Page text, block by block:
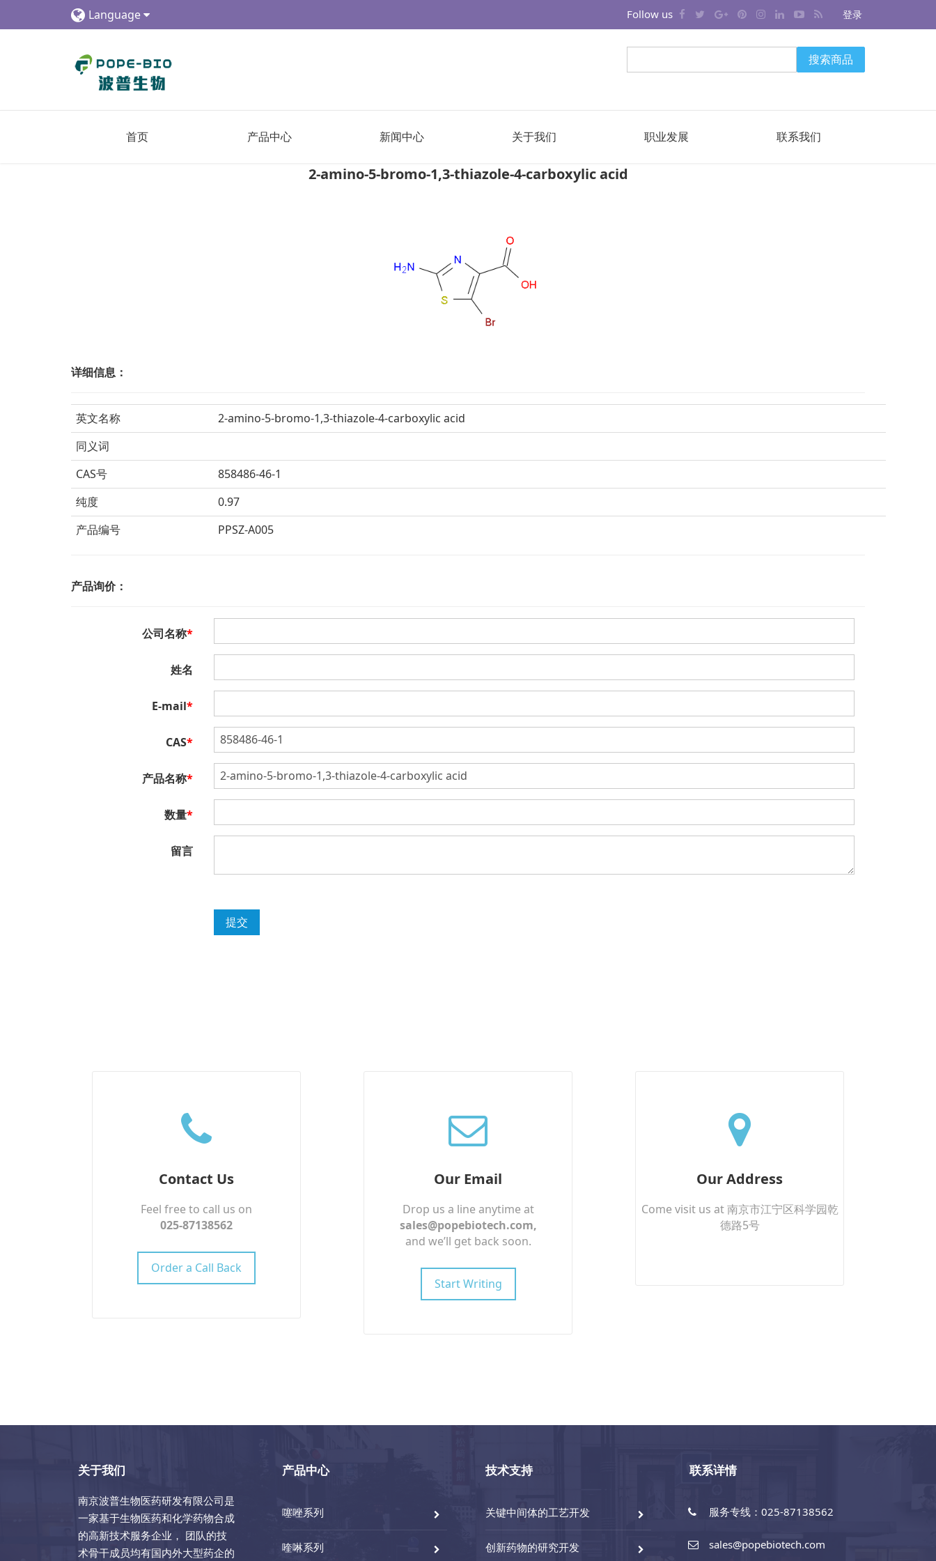
Language Follow us 登录
搜索商品
首页 产品中心 新闻中心 关于我们 职业发展 联系我们
2-amino-5-bromo-1,3-thiazole-4-carboxylic acid
详细信息：
英文名称
2-amino-5-bromo-1,3-thiazole-4-carboxylic acid
同义词
CAS号
858486-46-1
纯度
0.97
产品编号
PPSZ-A005
产品询价：
公司名称*
姓名
E-mail*
CAS*
产品名称*
数量*
留言
Contact Us
Feel free to call us on
025-87138562
Order a Call Back
Our Email
Drop us a line anytime at
sales@popebiotech.com,
and we’ll get back soon.
Start Writing
Our Address
Come visit us at 南京市江宁区科学园乾
德路5号
关于我们
南京波普生物医药研发有限公司是
一家基于生物医药和化学药物合成
的高新技术服务企业， 团队的技
术骨干成员均有国内外大型药企的
产品中心
噻唑系列
喹啉系列
技术支持
关键中间体的工艺开发
创新药物的研究开发
联系详情
服务专线：025-87138562
sales@popebiotech.com